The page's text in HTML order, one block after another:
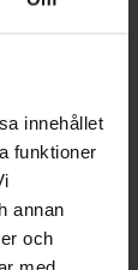
innehållet
funktioner
annan
och
med.